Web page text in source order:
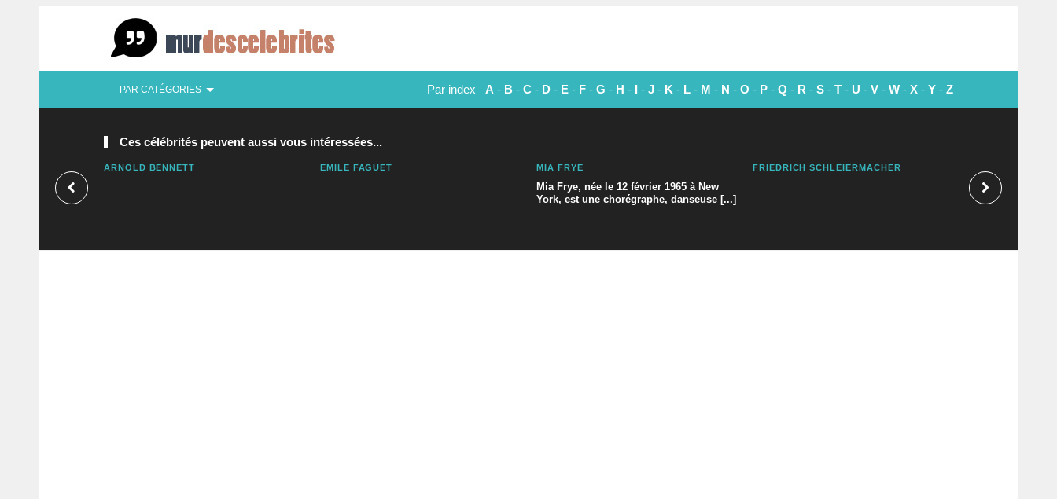
PAR CATÉGORIES Par index A - B - C - D - E - F - G - H - I - J - K - L - M - N - O - P - Q - R - S - T - U - V - W - X - Y - Z
Ces célébrités peuvent aussi vous intéressées...
ARNOLD BENNETT EMILE FAGUET MIA FRYE
Mia Frye, née le 12 février 1965 à New
York, est une chorégraphe, danseuse [...]
FRIEDRICH SCHLEIERMACHER